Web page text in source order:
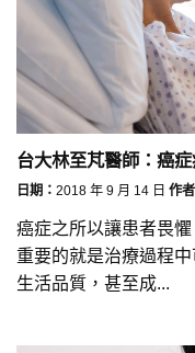
台大林至芃醫師：癌
日期： 2018 年 9 月 14 日 作者
癌症之所以讓患者畏
重要的就是治療過程
生活品質，甚至成...